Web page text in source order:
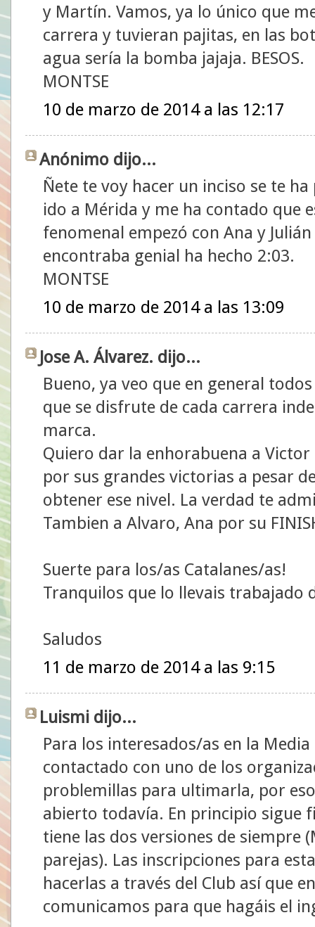
y Martín. Vamos, ya lo único que
carrera y tuvieran pajitas, en las
agua sería la bomba jajaja. BESOS.
MONTSE
10 de marzo de 2014 a las 12:17
Anónimo dijo...
Ñete te voy hacer un inciso se te
ido a Mérida y me ha contado que
fenomenal empezó con Ana y
encontraba genial ha hecho 2:03.
MONTSE
10 de marzo de 2014 a las 13:09
Jose A. Álvarez. dijo...
Bueno, ya veo que en general
que se disfrute de cada carrera
marca.
Quiero dar la enhorabuena a
por sus grandes victorias a pesar
obtener ese nivel. La verdad te
Tambien a Alvaro, Ana por su
Suerte para los/as Catalanes/as!
Tranquilos que lo llevais trabajado
Saludos
11 de marzo de 2014 a las 9:15
Luismi dijo...
Para los interesados/as en la
contactado con uno de los
problemillas para ultimarla, por
abierto todavía. En principio sigue
tiene las dos versiones de siempre
parejas). Las inscripciones para
hacerlas a través del Club así que
comunicamos para que hagáis el